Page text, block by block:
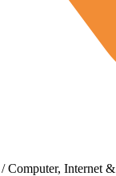
Computer, Internet